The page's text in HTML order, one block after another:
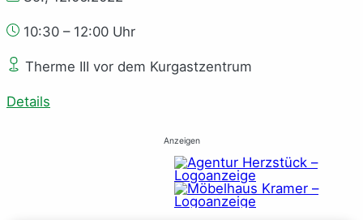
10:30 – 12:00 Uhr
Therme III vor dem Kurgastzentrum
Details
Anzeigen